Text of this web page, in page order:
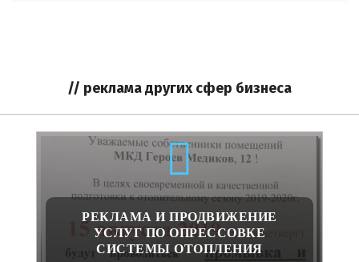
// реклама других сфер бизнеса
РЕКЛАМА И ПРОДВИЖЕНИЕ
УСЛУГ ПО ОПРЕССОВКЕ
СИСТЕМЫ ОТОПЛЕНИЯ